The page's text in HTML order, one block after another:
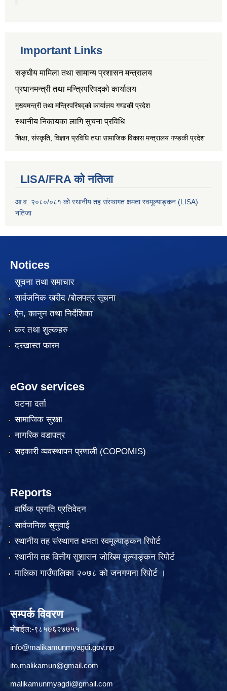
Important Links
सङ्‍घीय मामिला तथा सामान्य प्रशासन मन्त्रालय
प्रधानमन्त्री तथा मन्त्रिपरिषद्को कार्यालय
मुख्यमन्त्री तथा मन्त्रिपरिषद्को कार्यालय गण्डकी प्रदेश
स्थानीय निकायका लागि सुचना प्रविधि
शिक्षा, संस्कृति, विज्ञान प्रविधि तथा सामाजिक विकास मन्त्रालय गण्डकी प्रदेश
LISA/FRA को नतिजा
आ.व. २०८०/०८१ को स्थानीय तह संस्थागत क्षमता स्वमूल्याङ्कन (LISA)
नतिजा
Notices
सूचना तथा समाचार
सार्वजनिक खरीद /बोलपत्र सूचना
ऐन, कानुन तथा निर्देशिका
कर तथा शुल्कहरु
दरखास्त फारम
eGov services
घटना दर्ता
सामाजिक सुरक्षा
नागरिक वडापत्र
सहकारी व्यवस्थापन प्रणाली (COPOMIS)
Reports
वार्षिक प्रगति प्रतिवेदन
सार्वजनिक सुनुवाई
स्थानीय तह संस्थागत क्षमता स्वमूल्याङ्कन रिपोर्ट
स्थानीय तह वित्तीय सुशासन जोखिम मूल्याङ्कन रिपोर्ट
मालिका गाउँपालिका २०७८ को जनगणना रिपोर्ट ।
सम्पर्क विवरण
मोबाईल:-९८५७६२७७५५
info@malikamunmyagdi.gov.np
ito.malikamun@gmail.com
malikamunmyagdi@gmail.com